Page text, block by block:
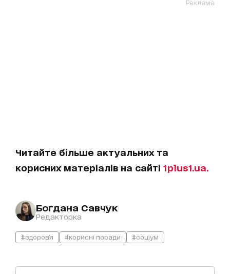
Реклама
Читайте більше актуальних та
корисних матеріалів на сайті 1plus1.ua.
Богдана Савчук
Редакторка
#здоров'я #корисні поради #соціум